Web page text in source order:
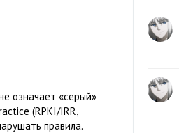
означает «серый»
(RPKI/IRR,
правила.